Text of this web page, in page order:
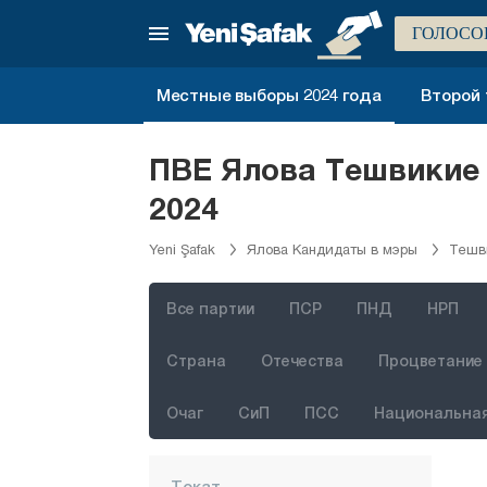
Местные выборы 2024 года Второй
ПВЕ Ялова
2024
Yeni Şafak Ялова Кандидаты в мэры
Все партии ПСР ПНД НРП
Страна Отечества Процветание
Очаг СиП ПСС
Нигде
Орду
Османие
Сакарья
Самсун
Шанлыурфа
Шырнак
Сивас